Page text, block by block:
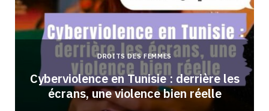
DROITS DES FEMMES
Cyberviolence en Tunisie : derrière les
écrans, une violence bien réelle